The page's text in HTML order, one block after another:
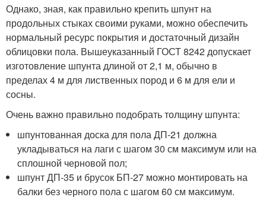
Однако, зная, как правильно крепить шпунт на
продольных стыках своими руками, можно обеспечить
нормальный ресурс покрытия и достаточный дизайн
облицовки пола. Вышеуказанный ГОСТ 8242 допускает
изготовление шпунта длиной от 2,1 м, обычно в
пределах 4 м для лиственных пород и 6 м для ели и
сосны.
Очень важно правильно подобрать толщину шпунта:
шпунтованная доска для пола ДП-21 должна
укладываться на лаги с шагом 30 см максимум или на
сплошной черновой пол;
шпунт ДП-35 и брусок БП-27 можно монтировать на
балки без черного пола с шагом 60 см максимум.